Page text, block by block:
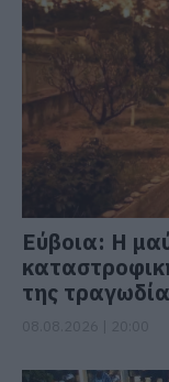
Εύβοια: Η
της